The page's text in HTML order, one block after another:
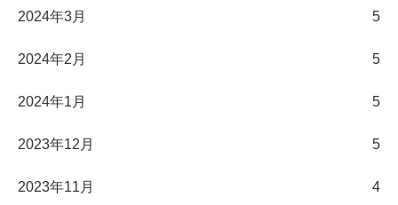
2024年3月 5
2024年2月 5
2024年1月 5
2023年12月 5
2023年11月 4